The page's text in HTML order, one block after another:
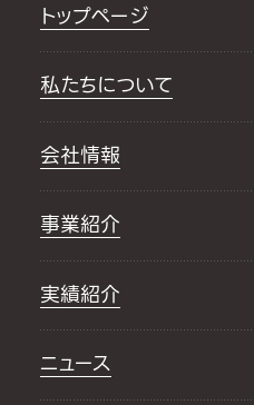
トップページ
私たちについて
会社情報
事業紹介
実績紹介
ニュース